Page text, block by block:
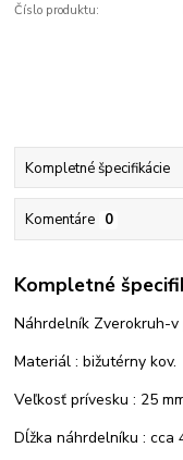
Číslo produktu:
Kompletné špecifikácie
Komentáre 0
Kompletné
Náhrdelník Zverokruh-
Materiál : bižutérny kov.
Veľkosť prívesku : 25
Dĺžka náhrdelníku : cca